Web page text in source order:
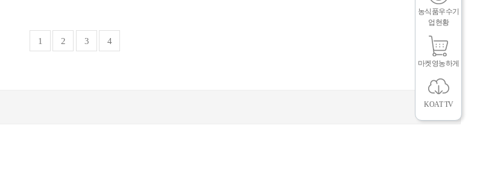
인
1 2 3 4
농식품우수기
업현황
마켓영농하게
KOAT TV